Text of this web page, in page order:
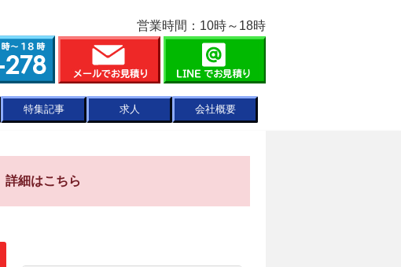
営業時間：10時～18時
特集記事 求人 会社概要
詳細はこちら